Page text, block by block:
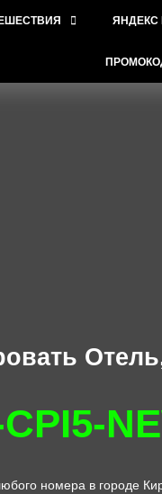
ЯНДЕКС
номера в городе